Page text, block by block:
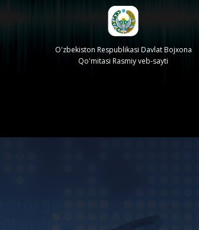
O'zbekiston Respublikasi Davlat Bojxona
Qo'mitasi Rasmiy veb-sayti